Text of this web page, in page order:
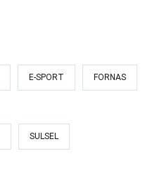
E-SPORT FORNAS
SULSEL